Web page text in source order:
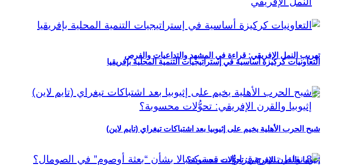
تهريب النمل الإفريقي: قراءة في المشهد والتداعيات والفرص
إثيوبيا والقرن الإفريقي: تحوُّلات محسوبة؟
التعاونيات كركيزة أساسية في إستراتيجيات التنمية المحلية بإفريقيا
شبح الحرب الأهلية يخيم على إثيوبيا بعد اشتباكات تيغراي (تايم لاين)